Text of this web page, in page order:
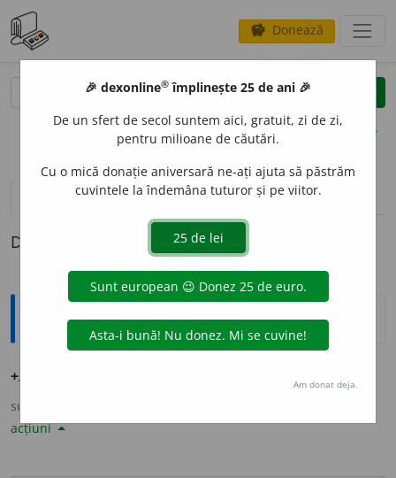
savings Donează
clear
opțiuni
definiții (1) pronunțievolume_up (50)
Definiția cu ID-ul 1256537:
Ortografice DOOM
+Am
sursa:
acțiuni
🎉 dexonline® împlinește 25 de ani 🎉
De un sfert de secol suntem aici, gratuit, zi de zi,
pentru milioane de căutări.
Cu o mică donație aniversară ne-ați ajuta să păstrăm
cuvintele la îndemâna tuturor și pe viitor.
Am donat deja.